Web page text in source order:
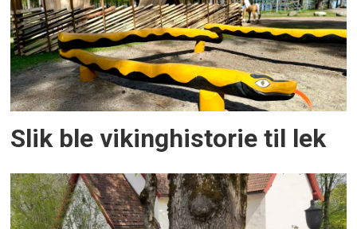
Slik ble vikinghistorie til lek